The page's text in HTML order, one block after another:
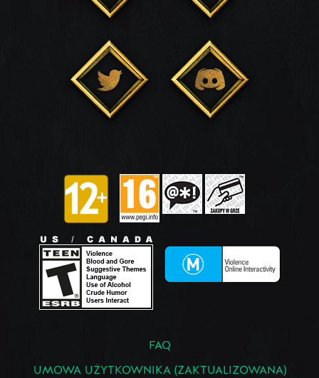
FAQ
UMOWA UŻYTKOWNIKA (ZAKTUALIZOWANA)